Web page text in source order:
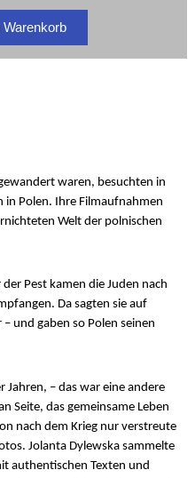
waren, besuchten in
in Polen. Ihre Filmaufnahmen
Welt der polnischen
Pest kamen die Juden nach
Da sagten sie auf
und gaben so Polen seinen
Jahren, – das war eine andere
Seite, das gemeinsame Leben
nach dem Krieg nur verstreute
Jolanta Dylewska sammelte
authentischen Texten und